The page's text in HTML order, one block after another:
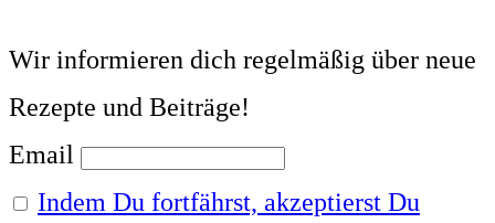
Wir informieren dich regelmäßig über neue
Rezepte und Beiträge!
Email
Indem Du fortfährst, akzeptierst Du